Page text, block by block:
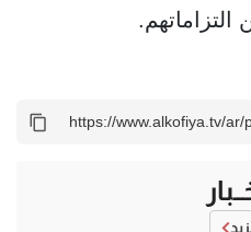
التزاماتهم.